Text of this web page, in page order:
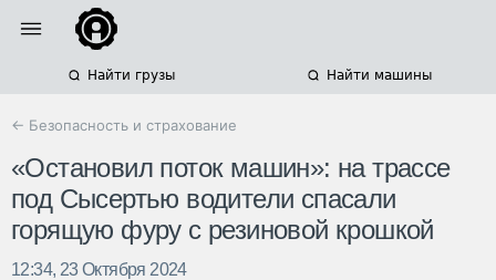
Найти грузы Найти машины
← Безопасность и страхование
«Остановил поток машин»: на трассе
под Сысертью водители спасали
горящую фуру с резиновой крошкой
12:34, 23 Октября 2024